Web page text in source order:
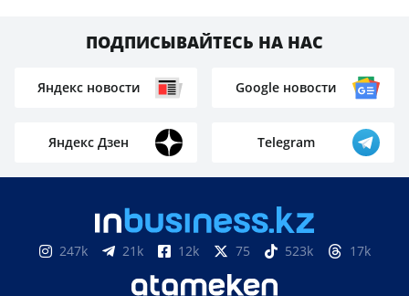
ПОДПИСЫВАЙТЕСЬ НА НАС
Яндекс новости Google новости
Яндекс Дзен Telegram
247k 21k 12k 75 523k 17k